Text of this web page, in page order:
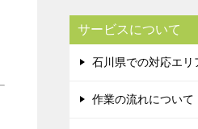
サービスについて
石川県での対応エリ
作業の流れについて